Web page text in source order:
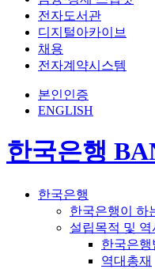
전자도서관
디지털아카이브
채용
전자계약시스템
본인인증
ENGLISH
한국은행
한국은행
한국은행이 하
설립목적 및 역
한국은행
역대총재